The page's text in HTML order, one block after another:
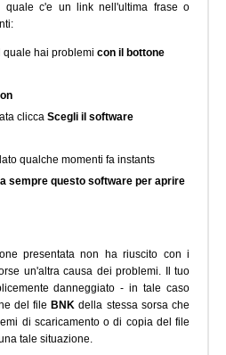
c'e un link nell'ultima frase o
quale hai problemi con il bottone
clicca Scegli il software
qualche momenti fa instants
sempre questo software per aprire
presentata non ha riuscito con i
un'altra causa dei problemi. Il tuo
danneggiato - in tale caso
del file BNK della stessa sorsa che
di scaricamento o di copia del file
tale situazione.